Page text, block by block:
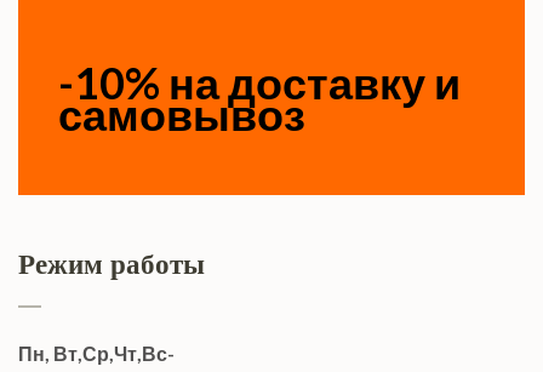
-10% на доставку и
самовывоз
Режим работы
Пн, Вт,Ср,Чт,Вс-